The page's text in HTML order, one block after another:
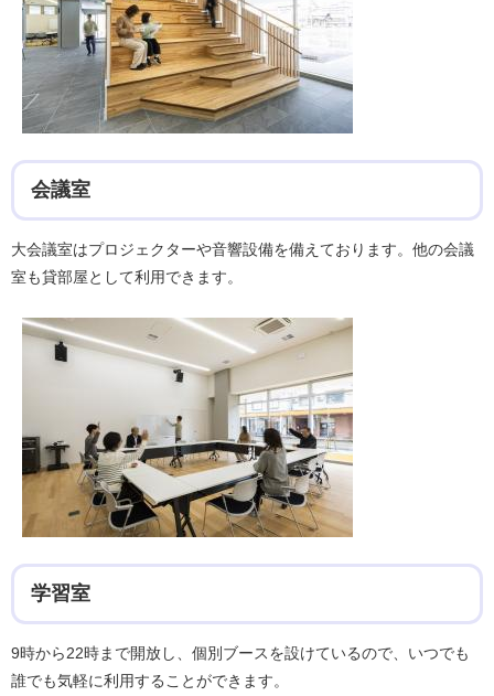
会議室
大会議室はプロジェクターや音響設備を備えております。他の会議
室も貸部屋として利用できます。
学習室
9時から22時まで開放し、個別ブースを設けているので、いつでも
誰でも気軽に利用することができます。